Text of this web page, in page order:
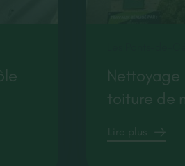
Nettoyage
toiture de
Lire plus